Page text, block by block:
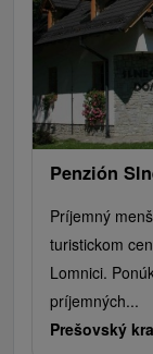
Penzión
Príjemný
turistickom
Lomnici.
príjemných...
Prešovský